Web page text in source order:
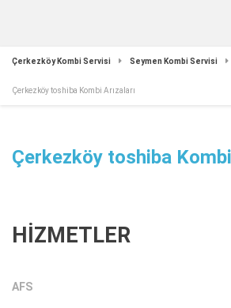
Çerkezköy Kombi Servisi Seymen Kombi Servisi
Çerkezköy toshiba Kombi Arızaları
Çerkezköy toshiba
HİZMETLER
AFS